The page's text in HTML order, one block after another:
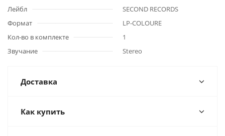
Лейбл
SECOND RECORDS
Формат
LP-COLOURE
Кол-во в комплекте
1
Звучание
Stereo
Доставка
Как купить